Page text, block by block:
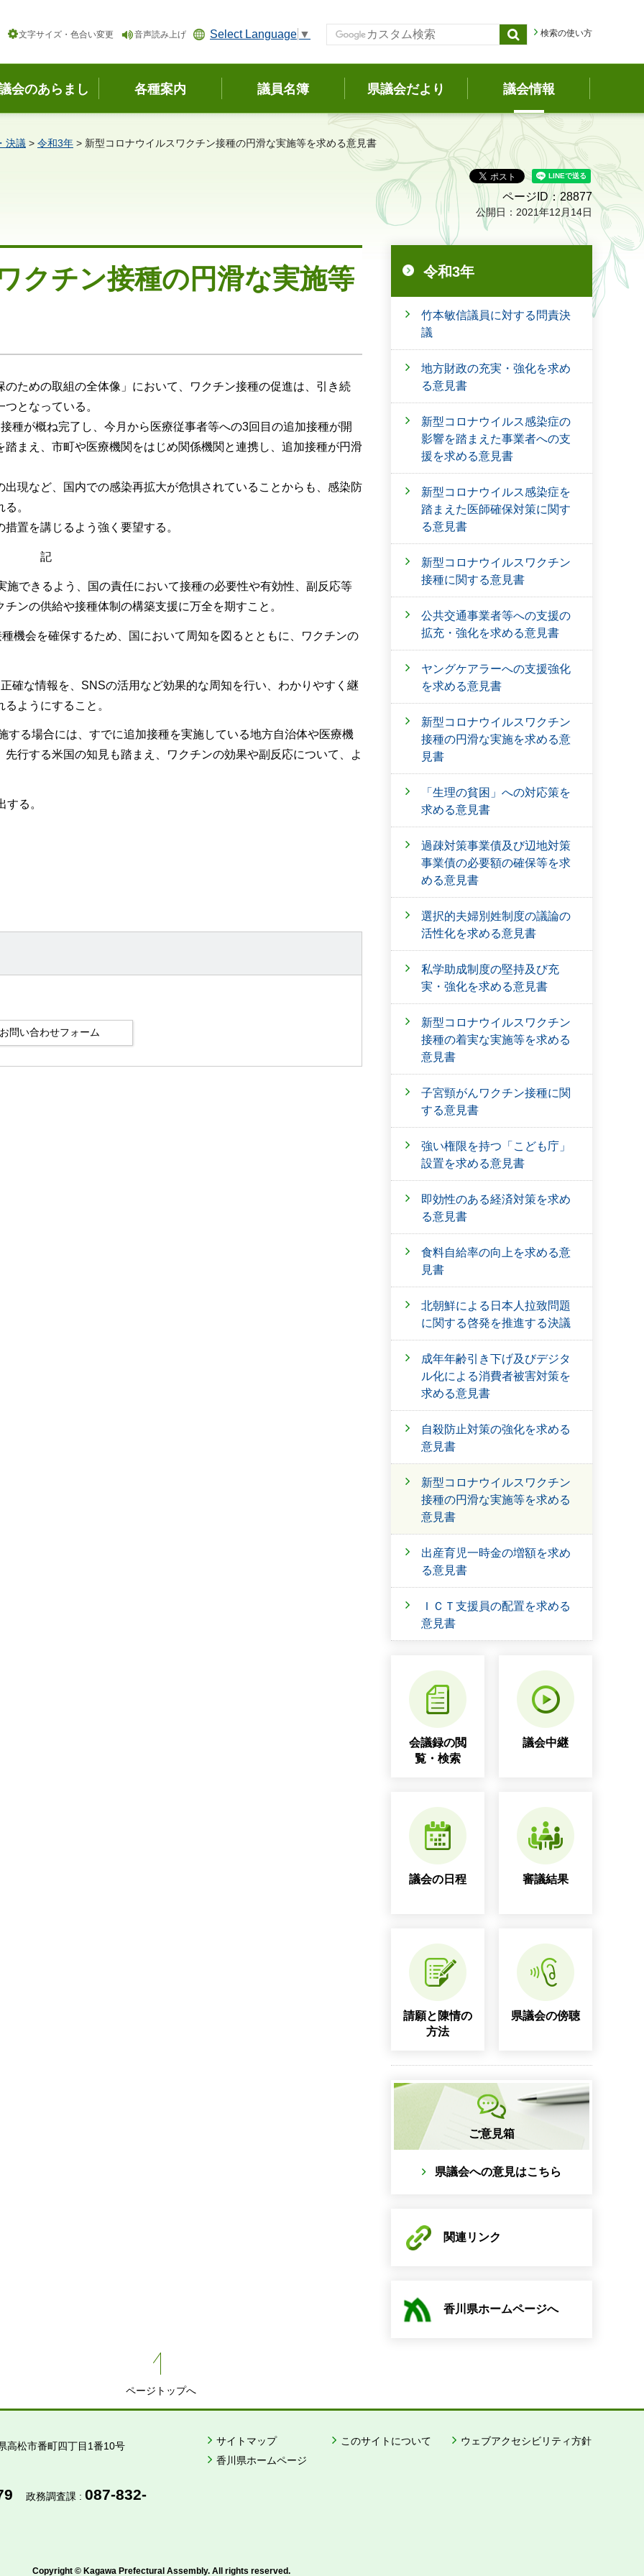
文字サイズ・色合い変更 音声読み上げ Select Language ▼ 検索の使い方
会のあらまし 各種案内 議員名簿 県議会だより 議会情報
決議 > 令和3年 > 新型コロナウイルスワクチン接種の円滑な実施等を求める意見書
ページID：28877
公開日：2021年12月14日
クチン接種の円滑な実施等
ための取組の全体像」において、ワクチン接種の促進は、引き続
となっている。
種が概ね完了し、今月から医療従事者等への3回目の追加接種が開
まえ、市町や医療機関をはじめ関係機関と連携し、追加接種が円滑
現など、国内での感染再拡大が危惧されていることからも、感染防
。
置を講じるよう強く要望する。
記
できるよう、国の責任において接種の必要性や有効性、副反応等
ンの供給や接種体制の構築支援に万全を期すこと。
機会を確保するため、国において周知を図るとともに、ワクチンの
な情報を、SNSの活用など効果的な周知を行い、わかりやすく継
ようにすること。
る場合には、すでに追加接種を実施している地方自治体や医療機
行する米国の知見も踏まえ、ワクチンの効果や副反応について、よ
る。
令和3年
竹本敏信議員に対する問責決
議
地方財政の充実・強化を求め
る意見書
新型コロナウイルス感染症の
影響を踏まえた事業者への支
援を求める意見書
新型コロナウイルス感染症を
踏まえた医師確保対策に関す
る意見書
新型コロナウイルスワクチン
接種に関する意見書
公共交通事業者等への支援の
拡充・強化を求める意見書
ヤングケアラーへの支援強化
を求める意見書
新型コロナウイルスワクチン
接種の円滑な実施を求める意
見書
「生理の貧困」への対応策を
求める意見書
過疎対策事業債及び辺地対策
事業債の必要額の確保等を求
める意見書
選択的夫婦別姓制度の議論の
活性化を求める意見書
私学助成制度の堅持及び充
実・強化を求める意見書
新型コロナウイルスワクチン
接種の着実な実施等を求める
意見書
子宮頸がんワクチン接種に関
する意見書
強い権限を持つ「こども庁」
設置を求める意見書
即効性のある経済対策を求め
る意見書
食料自給率の向上を求める意
見書
北朝鮮による日本人拉致問題
に関する啓発を推進する決議
成年年齢引き下げ及びデジタ
ル化による消費者被害対策を
求める意見書
自殺防止対策の強化を求める
意見書
新型コロナウイルスワクチン
接種の円滑な実施等を求める
意見書
出産育児一時金の増額を求め
る意見書
ＩＣＴ支援員の配置を求める
意見書
会議録の閲
覧・検索
議会中継
議会の日程 審議結果
請願と陳情の
方法
県議会の傍聴
ご意見箱
県議会への意見はこちら
関連リンク
香川県ホームページへ
ページトップへ
高松市番町四丁目1番10号
政務調査課 : 087-832-
サイトマップ このサイトについて
ウェブアクセシビリティ方針
香川県ホームページ
Copyright © Kagawa Prefectural Assembly. All rights reserved.